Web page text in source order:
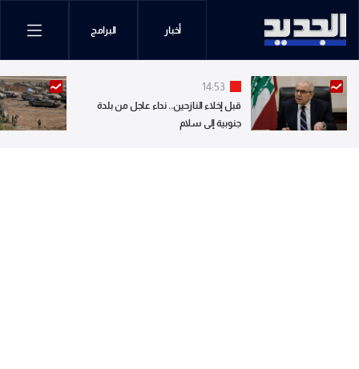
أخبار البرامج
14:53
قبل إخلاء النازحين.. نداء عاجل من بلدة
جنوبية إلى سلام